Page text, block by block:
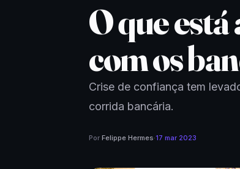
O que
com os
Crise de confiança tem
corrida bancária.
Por Felippe Hermes·17 mar 2023